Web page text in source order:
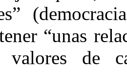
“unas
de